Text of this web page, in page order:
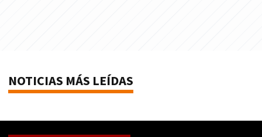
NOTICIAS MÁS LEÍDAS